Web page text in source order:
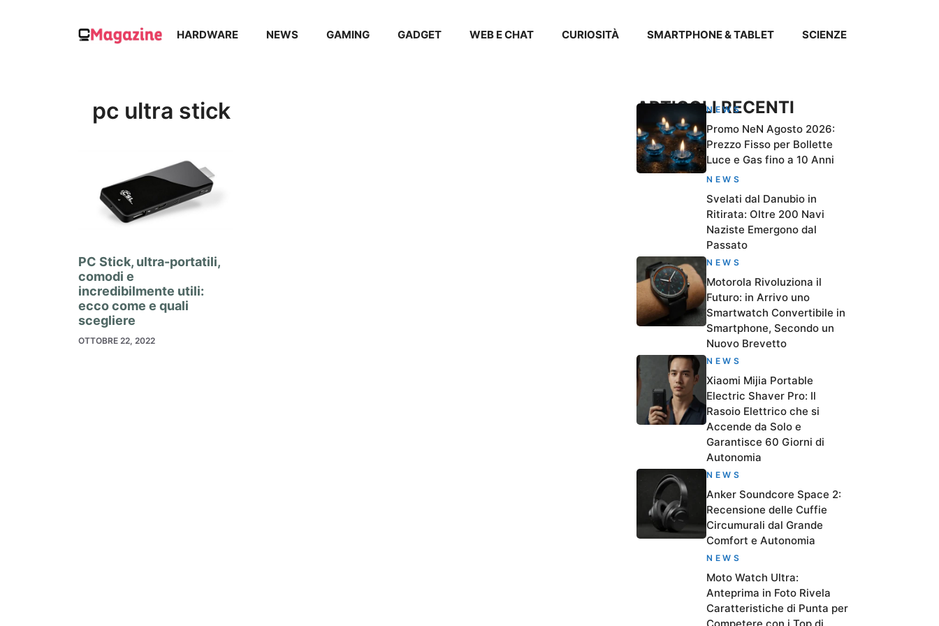
HARDWARE NEWS GAMING GADGET WEB E CHAT CURIOSITÀ SMARTPHONE & TABLET SCIENZE
pc ultra stick
PC Stick, ultra-portatili,
comodi e
incredibilmente utili:
ecco come e quali
scegliere
OTTOBRE 22, 2022
ARTICOLI RECENTI
NEWS
Promo NeN Agosto 2026:
Prezzo Fisso per Bollette
Luce e Gas fino a 10 Anni
NEWS
Svelati dal Danubio in
Ritirata: Oltre 200 Navi
Naziste Emergono dal
Passato
NEWS
Motorola Rivoluziona il
Futuro: in Arrivo uno
Smartwatch Convertibile in
Smartphone, Secondo un
Nuovo Brevetto
NEWS
Xiaomi Mijia Portable
Electric Shaver Pro: Il
Rasoio Elettrico che si
Accende da Solo e
Garantisce 60 Giorni di
Autonomia
NEWS
Anker Soundcore Space 2:
Recensione delle Cuffie
Circumurali dal Grande
Comfort e Autonomia
NEWS
Moto Watch Ultra:
Anteprima in Foto Rivela
Caratteristiche di Punta per